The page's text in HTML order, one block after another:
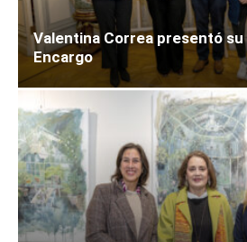
Valentina Correa presentó
Encargo